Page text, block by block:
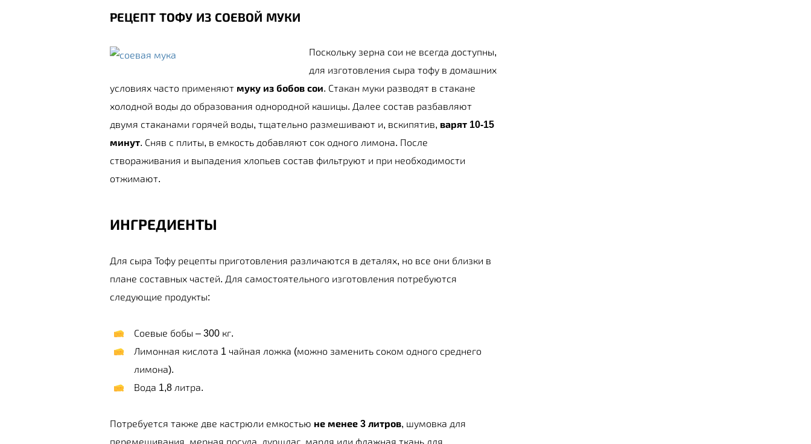
РЕЦЕПТ ТОФУ ИЗ СОЕВОЙ МУКИ
Поскольку зерна сои не всегда доступны,
для изготовления сыра тофу в домашних
условиях часто применяют муку из бобов сои. Стакан муки разводят в стакане
холодной воды до образования однородной кашицы. Далее состав разбавляют
двумя стаканами горячей воды, тщательно размешивают и, вскипятив, варят 10-15
минут. Сняв с плиты, в емкость добавляют сок одного лимона. После
створаживания и выпадения хлопьев состав фильтруют и при необходимости
отжимают.
ИНГРЕДИЕНТЫ
Для сыра Тофу рецепты приготовления различаются в деталях, но все они близки в
плане составных частей. Для самостоятельного изготовления потребуются
следующие продукты:
Соевые бобы – 300 кг.
Лимонная кислота 1 чайная ложка (можно заменить соком одного среднего
лимона).
Вода 1,8 литра.
Потребуется также две кастрюли емкостью не менее 3 литров, шумовка для
перемешивания, мерная посуда, дуршлаг, марля или флажная ткань для